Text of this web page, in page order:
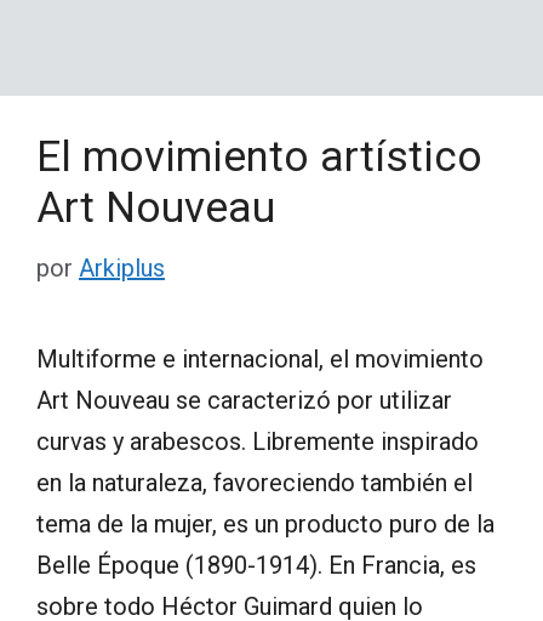
El movimiento artístico
Art Nouveau
por Arkiplus
Multiforme e internacional, el movimiento
Art Nouveau se caracterizó por utilizar
curvas y arabescos. Libremente inspirado
en la naturaleza, favoreciendo también el
tema de la mujer, es un producto puro de la
Belle Époque (1890-1914). En Francia, es
sobre todo Héctor Guimard quien lo